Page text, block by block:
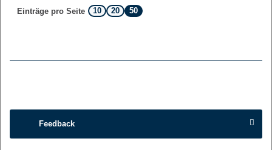
Einträge pro Seite
10 20 50
Feedback